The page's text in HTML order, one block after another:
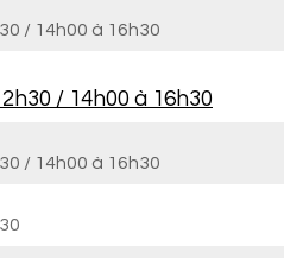
/ 14h00 à 16h30
/ 14h00 à 16h30
/ 14h00 à 16h30